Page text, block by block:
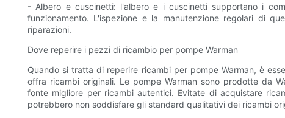
- Albero e cuscinetti: l'albero e i cuscinetti supportano i
funzionamento. L'ispezione e la manutenzione regolari di
riparazioni.
Dove reperire i pezzi di ricambio per pompe Warman
Quando si tratta di reperire ricambi per pompe Warman, è
offra ricambi originali. Le pompe Warman sono prodotte da
fonte migliore per ricambi autentici. Evitate di acquistare
potrebbero non soddisfare gli standard qualitativi dei ricambi